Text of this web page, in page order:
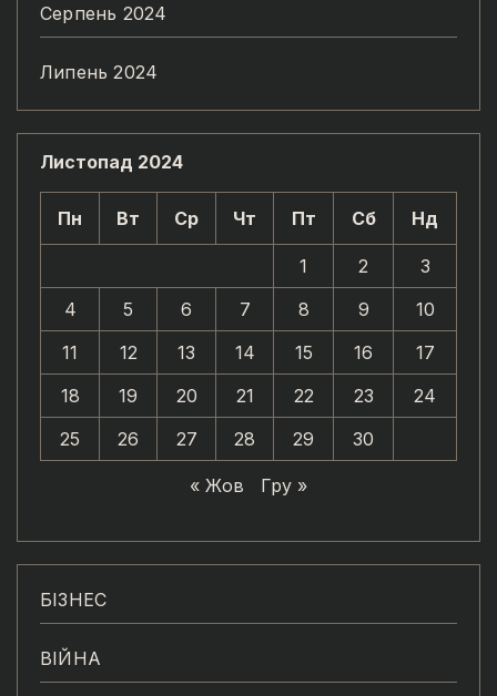
Серпень 2024
Липень 2024
Листопад 2024
Пн Вт Ср Чт Пт Сб Нд
1 2
3
4
5 6 7 8 9
10
11
12 13 14 15 16
17
18
19 20 21 22 23
24
25
26 27 28 29 30
« Жов Гру »
БІЗНЕС
ВІЙНА